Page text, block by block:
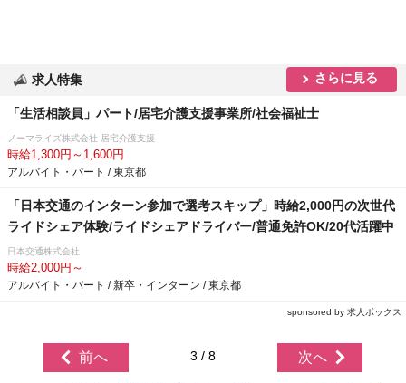
求人特集 さらに見る
「生活相談員」パート/居宅介護支援事業所/社会福祉士
ノーマライズ株式会社 居宅介護支援
時給1,300円～1,600円
アルバイト・パート / 東京都
「日本交通のインターン参加で選考スキップ」時給2,000円の次世代
ライドシェア体験/ライドシェアドライバー/普通免許OK/20代活躍中
日本交通株式会社
時給2,000円～
アルバイト・パート / 新卒・インターン / 東京都
sponsored by 求人ボックス
前へ 3 / 8 次へ